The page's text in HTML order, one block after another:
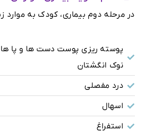
در مرحله دوم بیماری، کودک به موارد
پوسته ریزی پوست دست ها و پا
نوک انگشتان
درد مفصلی
اسهال
استفراغ